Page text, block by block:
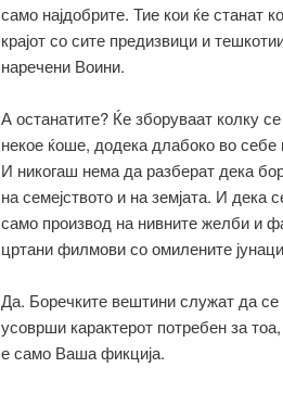
само најдобрите. Тие кои ќе станат
крајот со сите предизвици и
наречени Воини.
А останатите? Ќе зборуваат колку
некое ќоше, додека длабоко во себе
И никогаш нема да разберат дека
на семејството и на земјата. И дека
само производ на нивните желби и
цртани филмови со омилените
Да. Боречките вештини служат да
усоврши карактерот потребен за
е само Ваша фикција.